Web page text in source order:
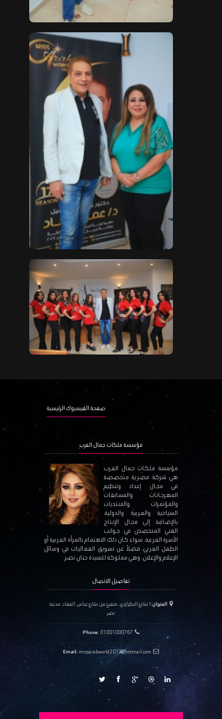
صفحة الفيسبوك الرئيسية
مؤسسة ملكات جمال العرب
مؤسسة ملكات جمال العرب
هي شركة مصرية متخصصة
في مجال إعداد وتنظيم
المهرجانات والمسابقات
والمؤتمرات والمنتديات
السياحية والعربية والدولية،
بالإضافة إلى مجال الإنتاج
الفني المتخصص في جوانب
الأسرة العربية، سواء كان ذلك الاهتمام بالمرأة العربية أو
الطفل العربي، فضلاً عن تسويق الفعاليات في وسائل
الإعلام والإعلان. وهي مملوكة للسيدة حنان نصر.
تفاصيل الاتصال
العنوان: ١ شارع البطراوي، متفرع من شارع عباس العقاد، مدينة
نصر
Phone: 01001000767
Email:missarabworld2017@hotmail.com